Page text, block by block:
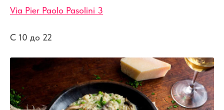
Via Pier Paolo Pasolini 3
С 10 до 22